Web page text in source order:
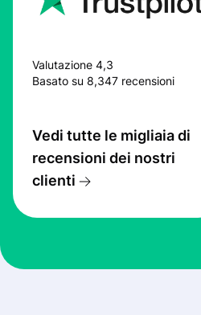
Valutazione 4,3
Basato su 8,347 recensioni
Vedi tutte le migliaia di
recensioni dei nostri
clienti